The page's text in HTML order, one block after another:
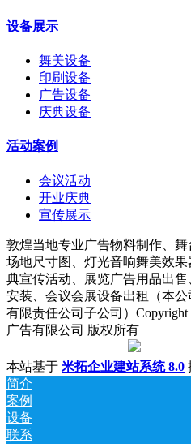
设备展示
舞美设备
印刷设备
广告设备
庆典设备
活动案例
会议活动
开业庆典
宣传展示
敦煌当地专业广告物料制作、
场地尺寸图、灯光音响舞美效
典宣传活动、展览广告用品出
安装、会议会展设备出租（本
有限责任公司子公司）
广告有限公司 版权所有
本站基于 米拓企业建站系统 8.0
简介
案例
设备
联系